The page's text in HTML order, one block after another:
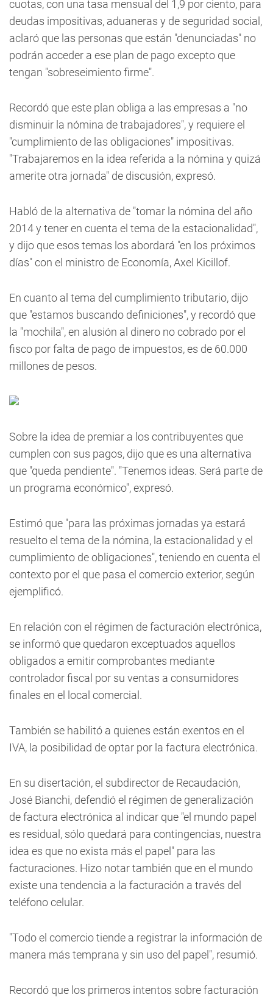
cuotas, con una tasa mensual del 1,9 por ciento, para
deudas impositivas, aduaneras y de seguridad social,
aclaró que las personas que están "denunciadas" no
podrán acceder a ese plan de pago excepto que
tengan "sobreseimiento firme".
Recordó que este plan obliga a las empresas a "no
disminuir la nómina de trabajadores", y requiere el
"cumplimiento de las obligaciones" impositivas.
"Trabajaremos en la idea referida a la nómina y quizá
amerite otra jornada" de discusión, expresó.
Habló de la alternativa de "tomar la nómina del año
2014 y tener en cuenta el tema de la estacionalidad",
y dijo que esos temas los abordará "en los próximos
días" con el ministro de Economía, Axel Kicillof.
En cuanto al tema del cumplimiento tributario, dijo
que "estamos buscando definiciones", y recordó que
la "mochila", en alusión al dinero no cobrado por el
fisco por falta de pago de impuestos, es de 60.000
millones de pesos.
Sobre la idea de premiar a los contribuyentes que
cumplen con sus pagos, dijo que es una alternativa
que "queda pendiente". "Tenemos ideas. Será parte de
un programa económico", expresó.
Estimó que "para las próximas jornadas ya estará
resuelto el tema de la nómina, la estacionalidad y el
cumplimiento de obligaciones", teniendo en cuenta el
contexto por el que pasa el comercio exterior, según
ejemplificó.
En relación con el régimen de facturación electrónica,
se informó que quedaron exceptuados aquellos
obligados a emitir comprobantes mediante
controlador fiscal por su ventas a consumidores
finales en el local comercial.
También se habilitó a quienes están exentos en el
IVA, la posibilidad de optar por la factura electrónica.
En su disertación, el subdirector de Recaudación,
José Bianchi, defendió el régimen de generalización
de factura electrónica al indicar que "el mundo papel
es residual, sólo quedará para contingencias, nuestra
idea es que no exista más el papel" para las
facturaciones. Hizo notar también que en el mundo
existe una tendencia a la facturación a través del
teléfono celular.
"Todo el comercio tiende a registrar la información de
manera más temprana y sin uso del papel", resumió.
Recordó que los primeros intentos sobre facturación